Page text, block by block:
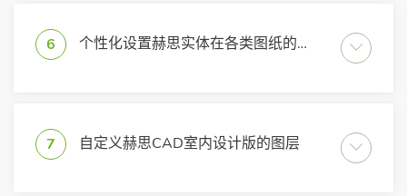
6 个性化设置赫思实体在各类图纸的呈现效果
7 自定义赫思CAD室内设计版的图层